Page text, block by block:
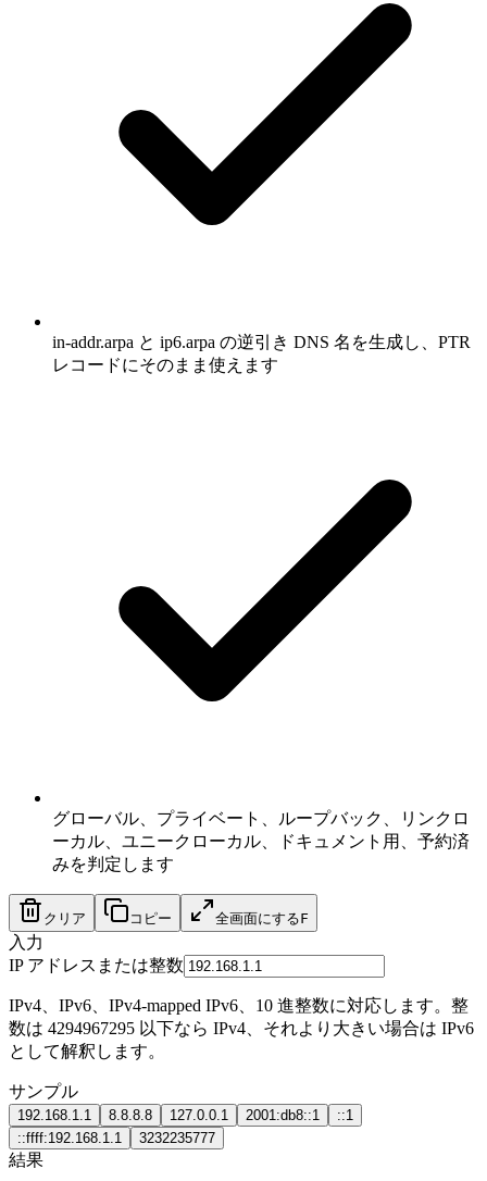
in-addr.arpa と ip6.arpa の逆引き DNS 名を生成し、PTR
レコードにそのまま使えます
グローバル、プライベート、ループバック、リンクロ
ーカル、ユニークローカル、ドキュメント用、予約済
みを判定します
クリア コピー 全画面にするF
入力
IP アドレスまたは整数
IPv4、IPv6、IPv4-mapped IPv6、10 進整数に対応します。整
数は 4294967295 以下なら IPv4、それより大きい場合は IPv6
として解釈します。
サンプル
192.168.1.1 8.8.8.8 127.0.0.1 2001:db8::1
::1
::ffff:192.168.1.1
3232235777
結果